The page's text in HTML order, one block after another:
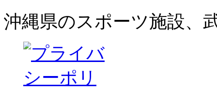
沖縄県のスポーツ施設、